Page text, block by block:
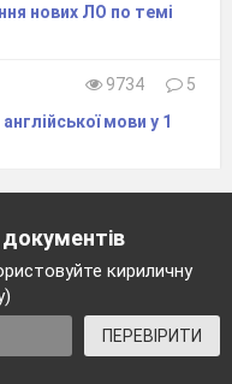
нових ЛО по темі
9734
5
мови у 1
кириличну
ПЕРЕВІРИТИ